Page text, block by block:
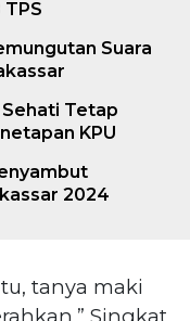
Suara
Tetap
KPU
2024
tanya maki
Singkat